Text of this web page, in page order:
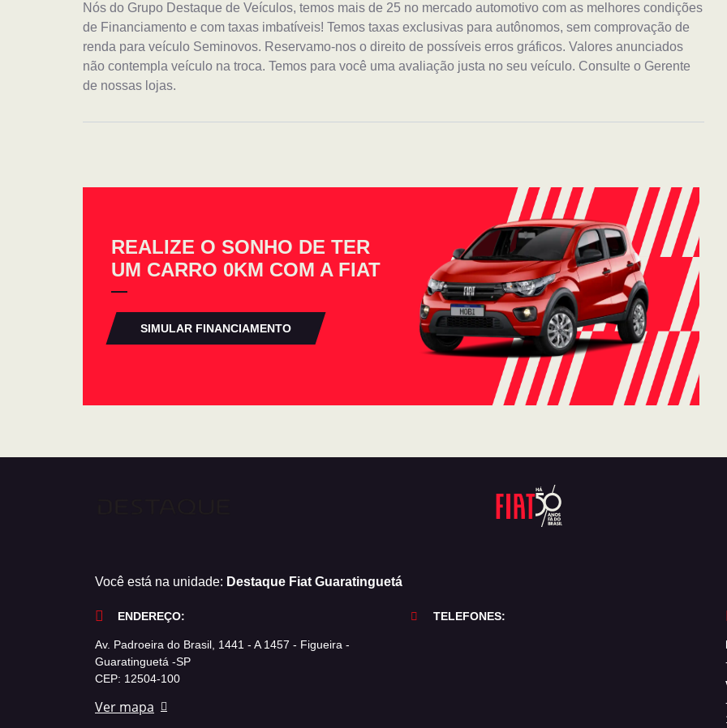
Nós do Grupo Destaque de Veículos, temos mais de 25 no mercado automotivo com as melhores condições
de Financiamento e com taxas imbatíveis! Temos taxas exclusivas para autônomos, sem comprovação de
renda para veículo Seminovos. Reservamo-nos o direito de possíveis erros gráficos. Valores anunciados
não contempla veículo na troca. Temos para você uma avaliação justa no seu veículo. Consulte o Gerente
de nossas lojas.
REALIZE O SONHO DE TER
UM CARRO 0KM COM A FIAT
SIMULAR FINANCIAMENTO
Você está na unidade: Destaque Fiat Guaratinguetá
ENDEREÇO:
Av. Padroeira do Brasil, 1441 - A 1457 - Figueira -
Guaratinguetá -SP
CEP: 12504-100
Ver mapa
TELEFONES: